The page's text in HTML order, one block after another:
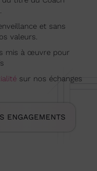
et sans
valeurs.
mis à œuvre pour
sur nos échanges
ENGAGEMENTS